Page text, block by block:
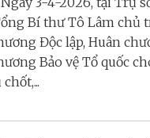
Bí thư Tô Lâm chủ
Độc lập, Huân
Bảo vệ Tổ quốc